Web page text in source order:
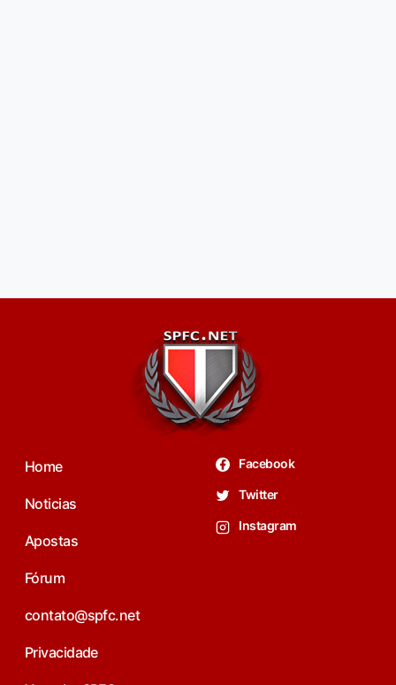
Home
Noticias
Apostas
Fórum
contato@spfc.net
Privacidade
Facebook
Twitter
Instagram